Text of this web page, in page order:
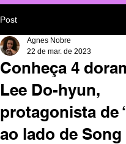
Post
Conheça 4
Lee Do-hyun,
protagonista de
ao lado de Song
Agnes Nobre
22 de mar. de 2023